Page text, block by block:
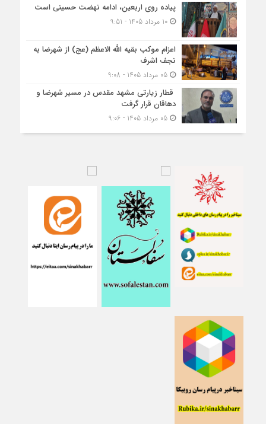
پیاده روی اربعین، ادامه نهضت حسینی است
10 مرداد 1405 - 9:51
اعزام موکب بقیه الله الاعظم (عج) از شهرضا به
نجف اشرف
05 مرداد 1405 - 9:08
قطار زیارتی مشهد مقدس در مسیر شهرضا و
دهاقان قرار گرفت
05 مرداد 1405 - 9:06